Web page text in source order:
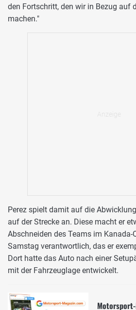
den Fortschritt, den wir in Bezug auf
machen."
Perez spielt damit auf die
auf der Strecke an. Diese macht er
Abschneiden des Teams im
Samstag verantwortlich, das er
Dort hatte das Auto nach einer
mit der Fahrzeuglage entwickelt.